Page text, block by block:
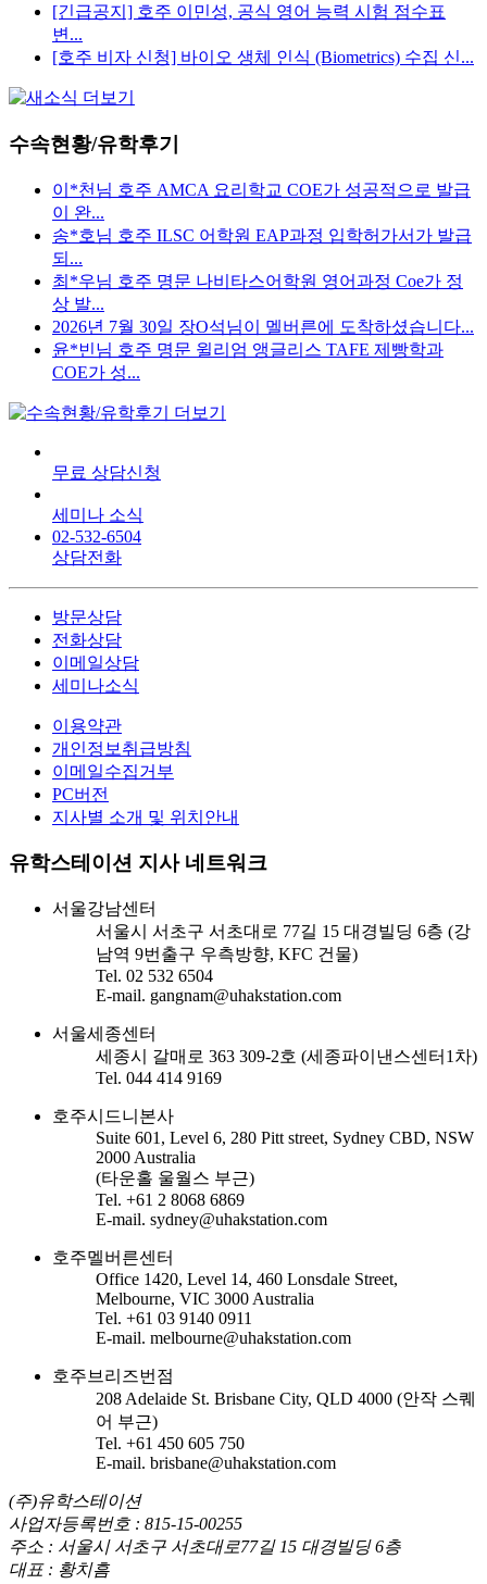
[긴급공지] 호주 이민성, 공식 영어 능력 시험 점수표
변...
[호주 비자 신청] 바이오 생체 인식 (Biometrics) 수집 신...
수속현황/유학후기
이*천님 호주 AMCA 요리학교 COE가 성공적으로 발급
이 완...
송*호님 호주 ILSC 어학원 EAP과정 입학허가서가 발급
되...
최*우님 호주 명문 나비타스어학원 영어과정 Coe가 정
상 발...
2026년 7월 30일 장O석님이 멜버른에 도착하셨습니다...
윤*빈님 호주 명문 윌리엄 앵글리스 TAFE 제빵학과
COE가 성...
무료 상담신청
세미나 소식
02-532-6504
상담전화
방문상담
전화상담
이메일상담
세미나소식
이용약관
개인정보취급방침
이메일수집거부
PC버전
지사별 소개 및 위치안내
유학스테이션 지사 네트워크
서울강남센터
서울시 서초구 서초대로 77길 15 대경빌딩 6층 (강
남역 9번출구 우측방향, KFC 건물)
Tel. 02 532 6504
E-mail. gangnam@uhakstation.com
서울세종센터
세종시 갈매로 363 309-2호 (세종파이낸스센터1차)
Tel. 044 414 9169
호주시드니본사
Suite 601, Level 6, 280 Pitt street, Sydney CBD, NSW
2000 Australia
(타운홀 울월스 부근)
Tel. +61 2 8068 6869
E-mail. sydney@uhakstation.com
호주멜버른센터
Office 1420, Level 14, 460 Lonsdale Street,
Melbourne, VIC 3000 Australia
Tel. +61 03 9140 0911
E-mail. melbourne@uhakstation.com
호주브리즈번점
208 Adelaide St. Brisbane City, QLD 4000 (안작 스퀘
어 부근)
Tel. +61 450 605 750
E-mail. brisbane@uhakstation.com
(주)유학스테이션
사업자등록번호 : 815-15-00255
주소 : 서울시 서초구 서초대로77길 15 대경빌딩 6층
대표 : 황치흠